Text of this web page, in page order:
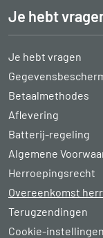
Je hebt
Je hebt vragen
Betaalmethodes
Aflevering
Batterij-regeling
Algemene
Herroepingsrecht
Overeenkomst
Terugzendingen
Cookie-instellingen